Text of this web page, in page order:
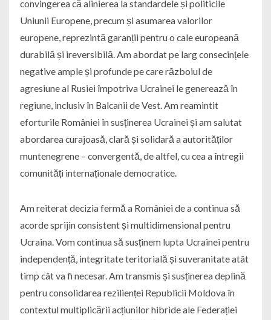
convingerea că alinierea la standardele și politicile
Uniunii Europene, precum și asumarea valorilor
europene, reprezintă garanții pentru o cale europeană
durabilă și ireversibilă. Am abordat pe larg consecințele
negative ample și profunde pe care războiul de
agresiune al Rusiei împotriva Ucrainei le generează în
regiune, inclusiv în Balcanii de Vest. Am reamintit
eforturile României în susținerea Ucrainei și am salutat
abordarea curajoasă, clară și solidară a autorităților
muntenegrene – convergentă, de altfel, cu cea a întregii
comunități internaționale democratice.
Am reiterat decizia fermă a României de a continua să
acorde sprijin consistent și multidimensional pentru
Ucraina. Vom continua să susținem lupta Ucrainei pentru
independență, integritate teritorială și suveranitate atât
timp cât va fi necesar. Am transmis și susținerea deplină
pentru consolidarea rezilienței Republicii Moldova în
contextul multiplicării acțiunilor hibride ale Federației